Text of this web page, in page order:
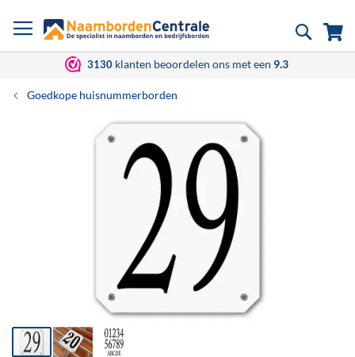
naar
Zoek
3130 klanten beoordelen ons met een 9.3
Goedkope huisnummerborden